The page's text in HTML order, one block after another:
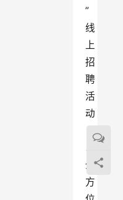
”
线
上
招
聘
活
动
，
以
全
方